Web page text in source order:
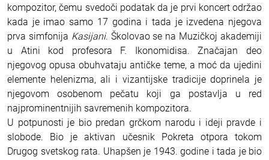
kompozitor, čemu svedoči podatak da je prvi koncert održao
kada je imao samo 17 godina i tada je izvedena njegova
prva simfonija Kasijani. Školovao se na Muzičkoj akademiji
u Atini kod profesora F. Ikonomidisa. Značajan deo
njegovog opusa obuhvataju antičke teme, a moć da ujedini
elemente helenizma, ali i vizantijske tradicije doprinela je
njegovom osobenom pečatu koji ga postavlja u red
najprominentnijih savremenih kompozitora.
U potpunosti je bio predan grčkom narodu i ideji pravde i
slobode. Bio je aktivan učesnik Pokreta otpora tokom
Drugog svetskog rata. Uhapšen je 1943. godine i tada je bio